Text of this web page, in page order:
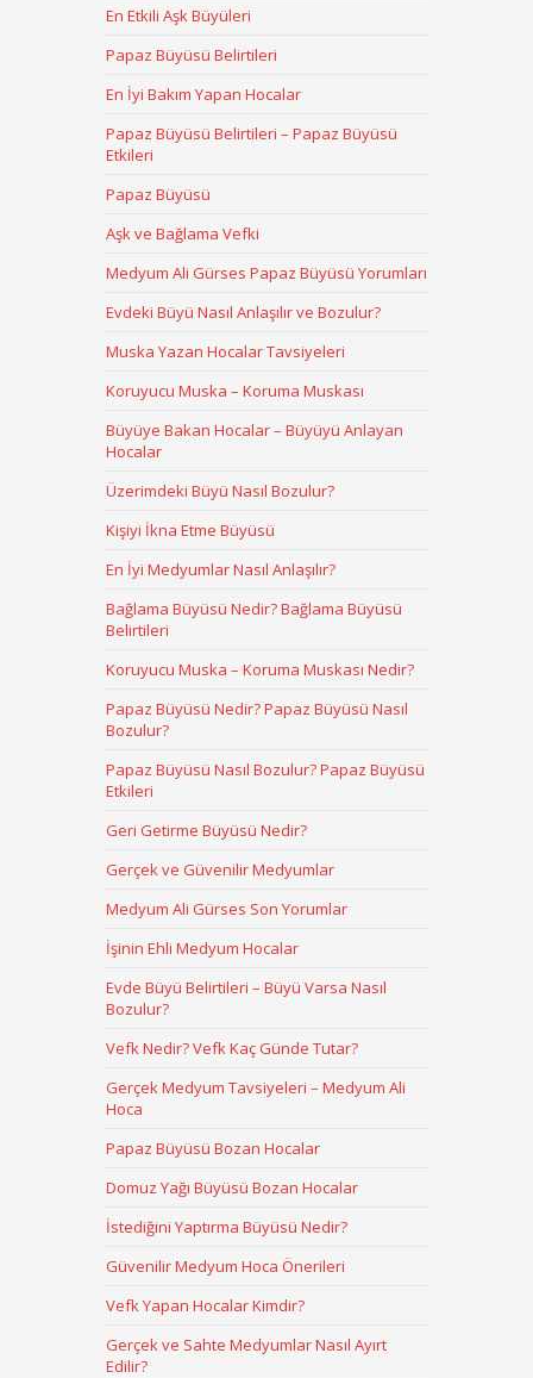
En Etkili Aşk Büyüleri
Papaz Büyüsü Belirtileri
En İyi Bakım Yapan Hocalar
Papaz Büyüsü Belirtileri – Papaz Büyüsü
Etkileri
Papaz Büyüsü
Aşk ve Bağlama Vefki
Medyum Ali Gürses Papaz Büyüsü Yorumları
Evdeki Büyü Nasıl Anlaşılır ve Bozulur?
Muska Yazan Hocalar Tavsiyeleri
Koruyucu Muska – Koruma Muskası
Büyüye Bakan Hocalar – Büyüyü Anlayan
Hocalar
Üzerimdeki Büyü Nasıl Bozulur?
Kişiyi İkna Etme Büyüsü
En İyi Medyumlar Nasıl Anlaşılır?
Bağlama Büyüsü Nedir? Bağlama Büyüsü
Belirtileri
Koruyucu Muska – Koruma Muskası Nedir?
Papaz Büyüsü Nedir? Papaz Büyüsü Nasıl
Bozulur?
Papaz Büyüsü Nasıl Bozulur? Papaz Büyüsü
Etkileri
Geri Getirme Büyüsü Nedir?
Gerçek ve Güvenilir Medyumlar
Medyum Ali Gürses Son Yorumlar
İşinin Ehli Medyum Hocalar
Evde Büyü Belirtileri – Büyü Varsa Nasıl
Bozulur?
Vefk Nedir? Vefk Kaç Günde Tutar?
Gerçek Medyum Tavsiyeleri – Medyum Ali
Hoca
Papaz Büyüsü Bozan Hocalar
Domuz Yağı Büyüsü Bozan Hocalar
İstediğini Yaptırma Büyüsü Nedir?
Güvenilir Medyum Hoca Önerileri
Vefk Yapan Hocalar Kimdir?
Gerçek ve Sahte Medyumlar Nasıl Ayırt
Edilir?